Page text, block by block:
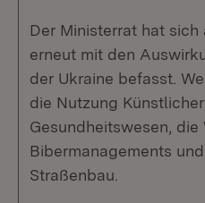
Der Ministerrat hat sich
erneut mit den
der Ukraine befasst.
die Nutzung
Gesundheitswesen,
Bibermanagements
Straßenbau.